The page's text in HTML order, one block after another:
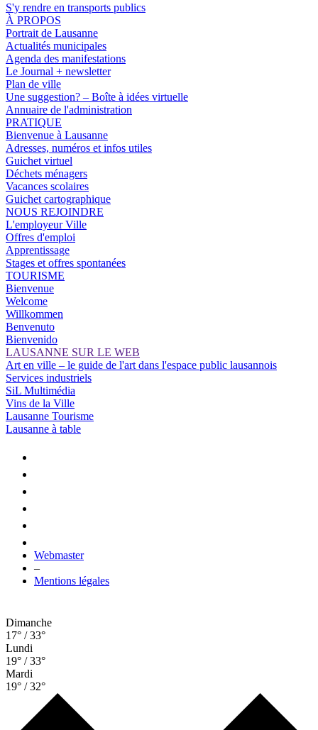
S'y rendre en transports publics
À PROPOS
Portrait de Lausanne
Actualités municipales
Agenda des manifestations
Le Journal + newsletter
Plan de ville
Une suggestion? – Boîte à idées virtuelle
Annuaire de l'administration
PRATIQUE
Bienvenue à Lausanne
Adresses, numéros et infos utiles
Guichet virtuel
Déchets ménagers
Vacances scolaires
Guichet cartographique
NOUS REJOINDRE
L'employeur Ville
Offres d'emploi
Apprentissage
Stages et offres spontanées
TOURISME
Bienvenue
Welcome
Willkommen
Benvenuto
Bienvenido
LAUSANNE SUR LE WEB
Art en ville – le guide de l'art dans l'espace public lausannois
Services industriels
SiL Multimédia
Vins de la Ville
Lausanne Tourisme
Lausanne à table
Webmaster
–
Mentions légales
Dimanche
17° / 33°
Lundi
19° / 33°
Mardi
19° / 32°